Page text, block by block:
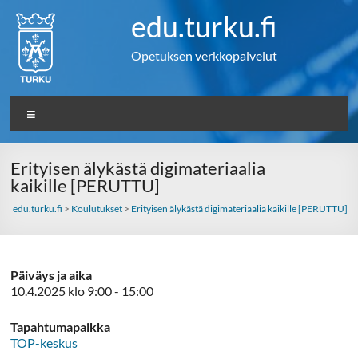
content
edu.turku.fi
Opetuksen verkkopalvelut
Erityisen älykästä digimateriaalia
kaikille [PERUTTU]
edu.turku.fi > Koulutukset> Erityisen älykästä digimateriaalia kaikille [PERUTTU]
Päiväys ja aika
10.4.2025 klo 9:00 - 15:00
Tapahtumapaikka
TOP-keskus